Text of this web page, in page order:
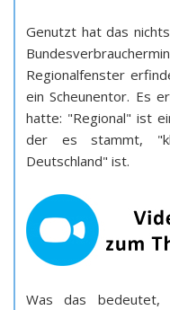
Genutzt hat das
Regionalfenster
ein Scheunentor. Es
hatte: "Regional" ist
der es stammt,
Deutschland" ist.
Was das